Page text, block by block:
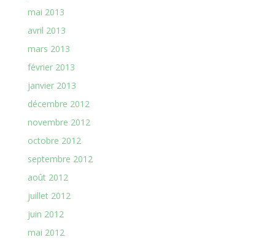
mai 2013
avril 2013
mars 2013
février 2013
janvier 2013
décembre 2012
novembre 2012
octobre 2012
septembre 2012
août 2012
juillet 2012
juin 2012
mai 2012